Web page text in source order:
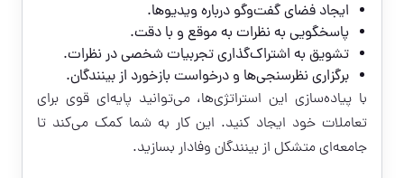
ایجاد فضای گفت‌وگو درباره ویدیوها.
پاسخگویی به نظرات به موقع و با دقت.
تشویق به اشتراک‌گذاری تجربیات شخصی در نظرات.
برگزاری نظرسنجی‌ها و درخواست بازخورد از بینندگان.
با پیاده‌سازی این استراتژی‌ها، می‌توانید پایه‌ای قوی برای
تعاملات خود ایجاد کنید. این کار به شما کمک می‌کند تا
جامعه‌ای متشکل از بینندگان وفادار بسازید.